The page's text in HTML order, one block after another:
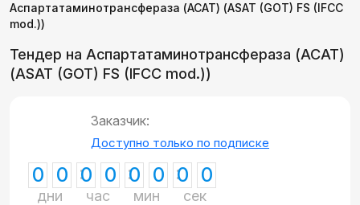
Аспартатаминотрансфераза (АСАТ) (ASAT (GOT) FS (IFCC
mod.))
Тендер на Аспартатаминотрансфераза (АСАТ)
(ASAT (GOT) FS (IFCC mod.))
Заказчик:
Доступно только по подписке
0 0
дни
0 0
час
0 0
мин
0 0
сек